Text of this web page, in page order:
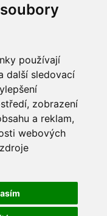
používají
další sledovací
zobrazení
a reklam,
webových